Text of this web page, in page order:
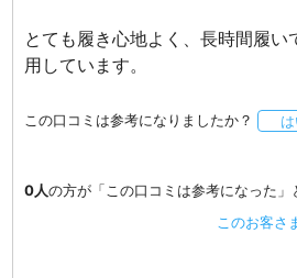
とても履き心地よく、長時間履い
用しています。
この口コミは参考になりましたか？
0人の方が「この口コミは参考になった」
このお客さ